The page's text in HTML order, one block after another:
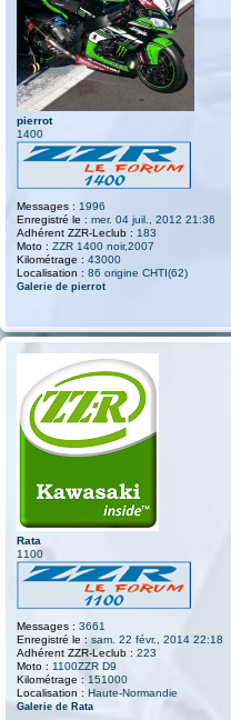
n
t
o
u
r
pierrot
1400
Messages : 1996
Enregistré le : mer. 04 juil., 2012 21:36
Adhérent ZZR-Leclub : 183
Moto : ZZR 1400 noir,2007
Kilométrage : 43000
Localisation : 86 origine CHTI(62)
Galerie de pierrot
Rata
1100
Messages : 3661
Enregistré le : sam. 22 févr., 2014 22:18
Adhérent ZZR-Leclub : 223
Moto : 1100ZZR D9
Kilométrage : 151000
Localisation : Haute-Normandie
Galerie de Rata